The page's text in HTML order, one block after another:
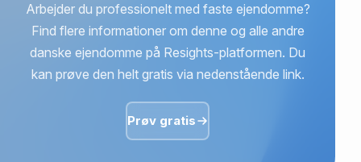
Arbejder du professionelt med faste ejendomme?
Find flere informationer om denne og alle andre
danske ejendomme på Resights-platformen. Du
kan prøve den helt gratis via nedenstående link.
Prøv gratis